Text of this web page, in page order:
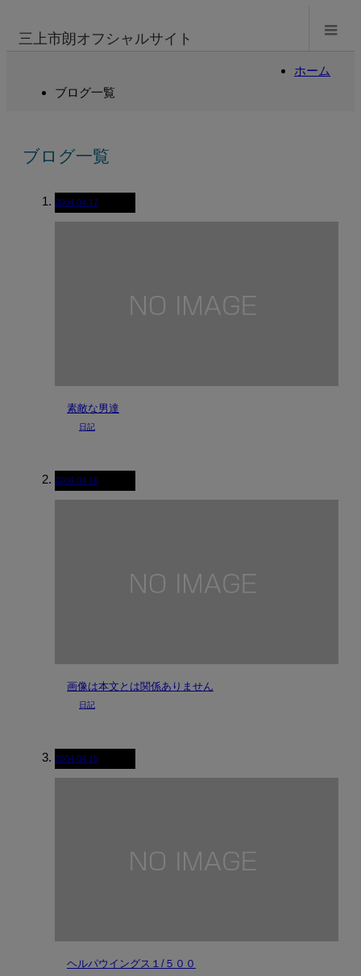
三上市朗オフシャルサイト
ホーム
ブログ一覧
ブログ一覧
2004.04.17
素敵な男達
日記
2004.04.16
画像は本文とは関係ありません
日記
2004.04.15
ヘルパウイングス１/５００